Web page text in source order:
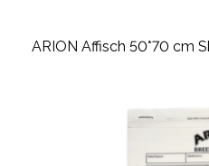
ARION Affisch 50*70 cm